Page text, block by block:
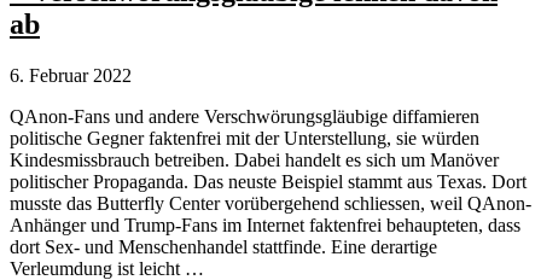
ab
6. Februar 2022
QAnon-Fans und andere Verschwörungsgläubige diffamieren
politische Gegner faktenfrei mit der Unterstellung, sie würden
Kindesmissbrauch betreiben. Dabei handelt es sich um Manöver
politischer Propaganda. Das neuste Beispiel stammt aus Texas. Dort
musste das Butterfly Center vorübergehend schliessen, weil QAnon-
Anhänger und Trump-Fans im Internet faktenfrei behaupteten, dass
dort Sex- und Menschenhandel stattfinde. Eine derartige
Verleumdung ist leicht …